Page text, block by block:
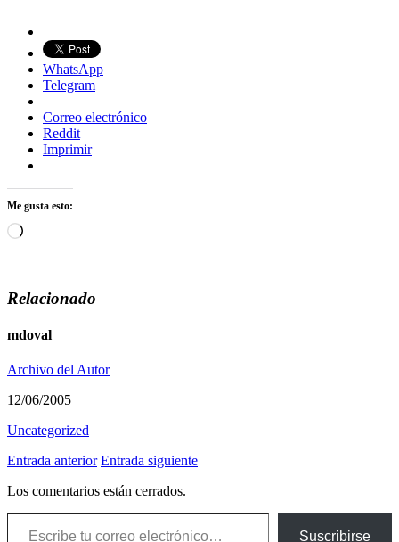
WhatsApp
Telegram
Correo electrónico
Reddit
Imprimir
Me gusta esto:
Cargando...
Relacionado
mdoval
Archivo del Autor
12/06/2005
Uncategorized
Entrada anterior Entrada siguiente
Los comentarios están cerrados.
Escribe tu correo electrónico…
Suscribirse